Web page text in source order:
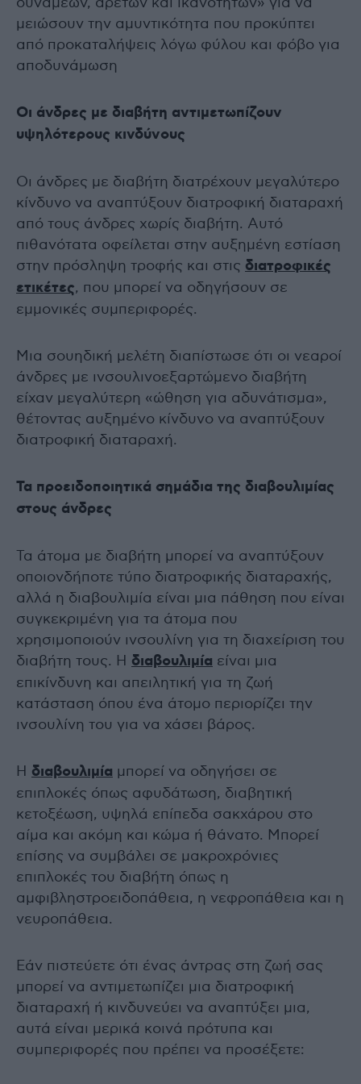
μειώσουν την αμυντικότητα που προκύπτει
από προκαταλήψεις λόγω φύλου και φόβο για
αποδυνάμωση
Οι άνδρες με διαβήτη αντιμετωπίζουν
υψηλότερους κινδύνους
Οι άνδρες με διαβήτη διατρέχουν μεγαλύτερο
κίνδυνο να αναπτύξουν διατροφική διαταραχή
από τους άνδρες χωρίς διαβήτη. Αυτό
πιθανότατα οφείλεται στην αυξημένη εστίαση
στην πρόσληψη τροφής και στις διατροφικές
ετικέτες, που μπορεί να οδηγήσουν σε
εμμονικές συμπεριφορές.
Μια σουηδική μελέτη διαπίστωσε ότι οι νεαροί
άνδρες με ινσουλινοεξαρτώμενο διαβήτη
είχαν μεγαλύτερη «ώθηση για αδυνάτισμα»,
θέτοντας αυξημένο κίνδυνο να αναπτύξουν
διατροφική διαταραχή.
Τα προειδοποιητικά σημάδια της διαβουλιμίας
στους άνδρες
Τα άτομα με διαβήτη μπορεί να αναπτύξουν
οποιονδήποτε τύπο διατροφικής διαταραχής,
αλλά η διαβουλιμία είναι μια πάθηση που είναι
συγκεκριμένη για τα άτομα που
χρησιμοποιούν ινσουλίνη για τη διαχείριση του
διαβήτη τους. Η διαβουλιμία είναι μια
επικίνδυνη και απειλητική για τη ζωή
κατάσταση όπου ένα άτομο περιορίζει την
ινσουλίνη του για να χάσει βάρος.
Η διαβουλιμία μπορεί να οδηγήσει σε
επιπλοκές όπως αφυδάτωση, διαβητική
κετοξέωση, υψηλά επίπεδα σακχάρου στο
αίμα και ακόμη και κώμα ή θάνατο. Μπορεί
επίσης να συμβάλει σε μακροχρόνιες
επιπλοκές του διαβήτη όπως η
αμφιβληστροειδοπάθεια, η νεφροπάθεια και η
νευροπάθεια.
Εάν πιστεύετε ότι ένας άντρας στη ζωή σας
μπορεί να αντιμετωπίζει μια διατροφική
διαταραχή ή κινδυνεύει να αναπτύξει μια,
αυτά είναι μερικά κοινά πρότυπα και
συμπεριφορές που πρέπει να προσέξετε: